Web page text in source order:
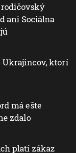
rodičovský
ani Sociálna
Ukrajincov, ktorí
má ešte
zdalo
platí zákaz